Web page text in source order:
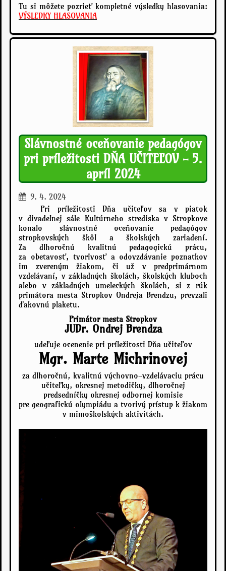
Tu si môžete pozrieť kompletné výsledky hlasovania:
VÝSLEDKY HLASOVANIA
Slávnostné oceňovanie pedagógov
pri príležitosti DŇA UČITEĽOV - 5.
apríl 2024
9. 4. 2024
Pri príležitosti Dňa učiteľov sa v piatok
v divadelnej sále Kultúrneho strediska v Stropkove
konalo slávnostné oceňovanie pedagógov
stropkovských škôl a školských zariadení.
Za dlhoročnú kvalitnú pedagogickú prácu,
za obetavosť, tvorivosť a odovzdávanie poznatkov
im zvereným žiakom, či už v predprimárnom
vzdelávaní, v základných školách, školských kluboch
alebo v základných umeleckých školách, si z rúk
primátora mesta Stropkov Ondreja Brendzu, prevzali
ďakovnú plaketu.
Primátor mesta Stropkov
JUDr. Ondrej Brendza
udeľuje ocenenie pri príležitosti Dňa učiteľov
Mgr. Marte Michrinovej
za dlhoročnú, kvalitnú výchovno-vzdelávaciu prácu
učiteľky, okresnej metodičky, dlhoročnej
predsedníčky okresnej odbornej komisie
pre geografickú olympiádu a tvorivý prístup k žiakom
v mimoškolských aktivitách.